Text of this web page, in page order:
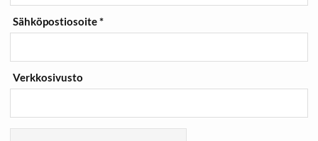
Sähköpostiosoite*
Verkkosivusto